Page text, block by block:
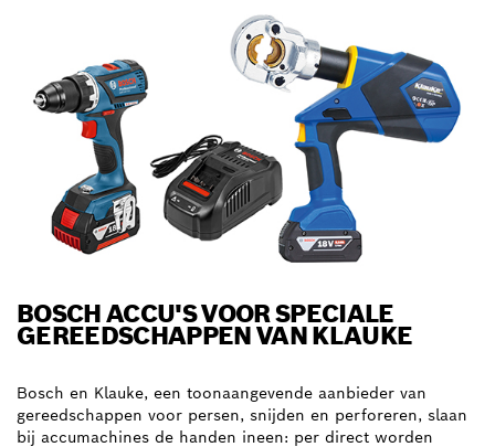
BOSCH ACCU'S VOOR SPECIALE
GEREEDSCHAPPEN VAN KLAUKE
Bosch en Klauke, een toonaangevende aanbieder van
gereedschappen voor persen, snijden en perforeren, slaan
bij accumachines de handen ineen: per direct worden